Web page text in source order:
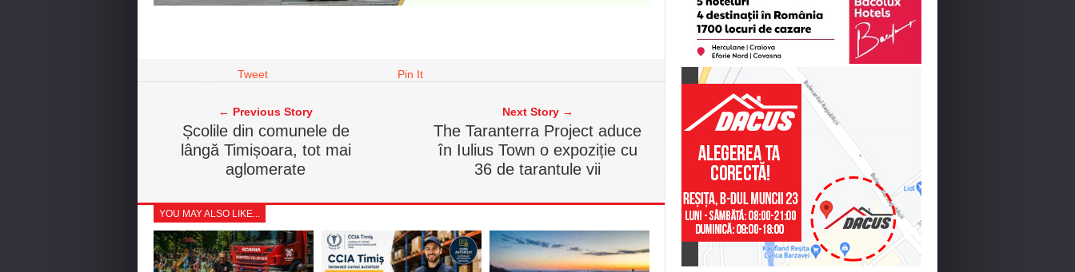
Tweet Pin It
← Previous Story
Școlile din comunele de
lângă Timișoara, tot mai
aglomerate
Next Story →
The Taranterra Project aduce
în Iulius Town o expoziție cu
36 de tarantule vii
YOU MAY ALSO LIKE...